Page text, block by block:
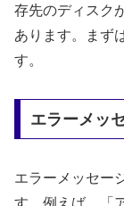
存先のディスク
あります。まず
す。
エラーメッ
エラーメッセー
す。例えば、「